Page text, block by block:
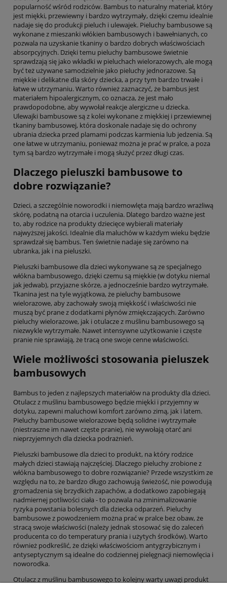
popularność wśród rodziców. Bambus to naturalny materiał, który
jest miękki, przewiewny i bardzo wytrzymały, dzięki czemu idealnie
nadaje się do produkcji pieluch i ulewajek. Pieluchy bambusowe są
wykonane z mieszanki włókien bambusowych i bawełnianych, co
pozwala na uzyskanie tkaniny o bardzo dobrych właściwościach
absorpcyjnych. Dzięki temu pieluchy bambusowe świetnie
sprawdzają się jako wkładki w pieluchach wielorazowych, ale mogą
być też używane samodzielnie jako pieluchy jednorazowe. Są
miękkie i delikatne dla skóry dziecka, a przy tym bardzo trwałe i
łatwe w utrzymaniu. Warto również zaznaczyć, że bambus jest
materiałem hipoalergicznym, co oznacza, że jest mało
prawdopodobne, aby wywołał reakcje alergiczne u dziecka.
Ulewajki bambusowe są z kolei wykonane z miękkiej i przewiewnej
tkaniny bambusowej, która doskonale nadaje się do ochrony
ubrania dziecka przed plamami podczas karmienia lub jedzenia. Są
one łatwe w utrzymaniu, ponieważ można je prać w pralce, a poza
tym są bardzo wytrzymałe i mogą służyć przez długi czas.
Dlaczego pieluszki bambusowe to
dobre rozwiązanie?
Dzieci, a szczególnie noworodki i niemowlęta mają bardzo wrażliwą
skórę, podatną na otarcia i uczulenia. Dlatego bardzo ważne jest
to, aby rodzice na produkty dziecięce wybierali materiały
najwyższej jakości. Idealnie dla maluchów w każdym wieku będzie
sprawdzał się bambus. Ten świetnie nadaje się zarówno na
ubranka, jak i na pieluszki.
Pieluszki bambusowe dla dzieci wykonywane są ze specjalnego
włókna bambusowego, dzięki czemu są miękkie (w dotyku niemal
jak jedwab), przyjazne skórze, a jednocześnie bardzo wytrzymałe.
Tkanina jest na tyle wyjątkowa, że pieluchy bambusowe
wielorazowe, aby zachowały swoją miękkość i właściwości nie
muszą być prane z dodatkami płynów zmiękczających. Zarówno
pieluchy wielorazowe, jak i otulacze z muślinu bambusowego są
niezwykle wytrzymałe. Nawet intensywne użytkowanie i częste
pranie nie sprawiają, że tracą one swoje cenne właściwości.
Wiele możliwości stosowania pieluszek
bambusowych
Bambus to jeden z najlepszych materiałów na produkty dla dzieci.
Otulacz z muślinu bambusowego będzie miękki i przyjemny w
dotyku, zapewni maluchowi komfort zarówno zimą, jak i latem.
Pieluchy bambusowe wielorazowe będą solidne i wytrzymałe
(niestraszne im nawet częste pranie), nie wywołają otarć ani
nieprzyjemnych dla dziecka podrażnień.
Pieluszki bambusowe dla dzieci to produkt, na który rodzice
małych dzieci stawiają najczęściej. Dlaczego pieluchy zrobione z
włókna bambusowego to dobre rozwiązanie? Przede wszystkim ze
względu na to, że bardzo długo zachowują świeżość, nie powodują
gromadzenia się brzydkich zapachów, a dodatkowo zapobiegają
nadmiernej potliwości ciała - to pozwala na zminimalizowanie
ryzyka powstania bolesnych dla dziecka odparzeń. Pieluchy
bambusowe z powodzeniem można prać w pralce bez obaw, że
stracą swoje właściwości (należy jednak stosować się do zaleceń
producenta co do temperatury prania i użytych środków). Warto
również podkreślić, że dzięki właściwościom antygrzybicznym i
antyseptycznym są idealne do codziennej pielęgnacji niemowlęcia i
noworodka.
Otulacz z muślinu bambusowego to kolejny warty uwagi produkt